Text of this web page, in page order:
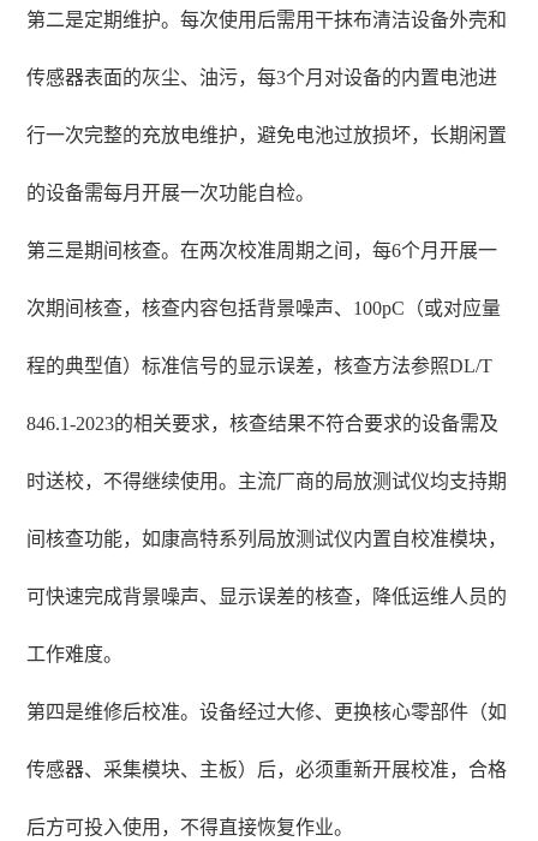
第二是定期维护。每次使用后需用干抹布清洁设备外壳和
传感器表面的灰尘、油污，每3个月对设备的内置电池进
行一次完整的充放电维护，避免电池过放损坏，长期闲置
的设备需每月开展一次功能自检。
第三是期间核查。在两次校准周期之间，每6个月开展一
次期间核查，核查内容包括背景噪声、100pC（或对应量
程的典型值）标准信号的显示误差，核查方法参照DL/T
846.1-2023的相关要求，核查结果不符合要求的设备需及
时送校，不得继续使用。主流厂商的局放测试仪均支持期
间核查功能，如康高特系列局放测试仪内置自校准模块，
可快速完成背景噪声、显示误差的核查，降低运维人员的
工作难度。
第四是维修后校准。设备经过大修、更换核心零部件（如
传感器、采集模块、主板）后，必须重新开展校准，合格
后方可投入使用，不得直接恢复作业。